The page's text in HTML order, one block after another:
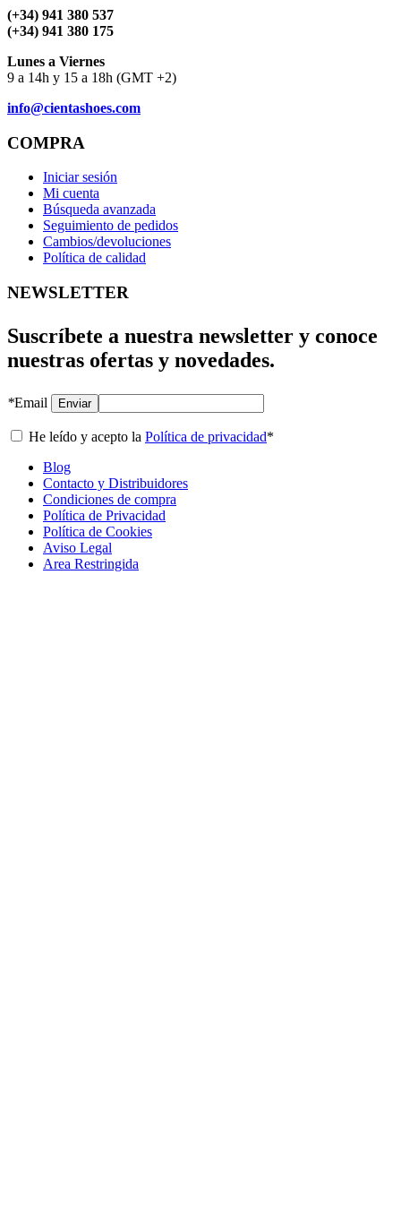
(+34) 941 380 537
(+34) 941 380 175
Lunes a Viernes
9 a 14h y 15 a 18h (GMT +2)
info@cientashoes.com
COMPRA
Iniciar sesión
Mi cuenta
Búsqueda avanzada
Seguimiento de pedidos
Cambios/devoluciones
Política de calidad
NEWSLETTER
Suscríbete a nuestra newsletter y conoce
nuestras ofertas y novedades.
*Email Enviar
He leído y acepto la Política de privacidad*
Blog
Contacto y Distribuidores
Condiciones de compra
Política de Privacidad
Política de Cookies
Aviso Legal
Area Restringida